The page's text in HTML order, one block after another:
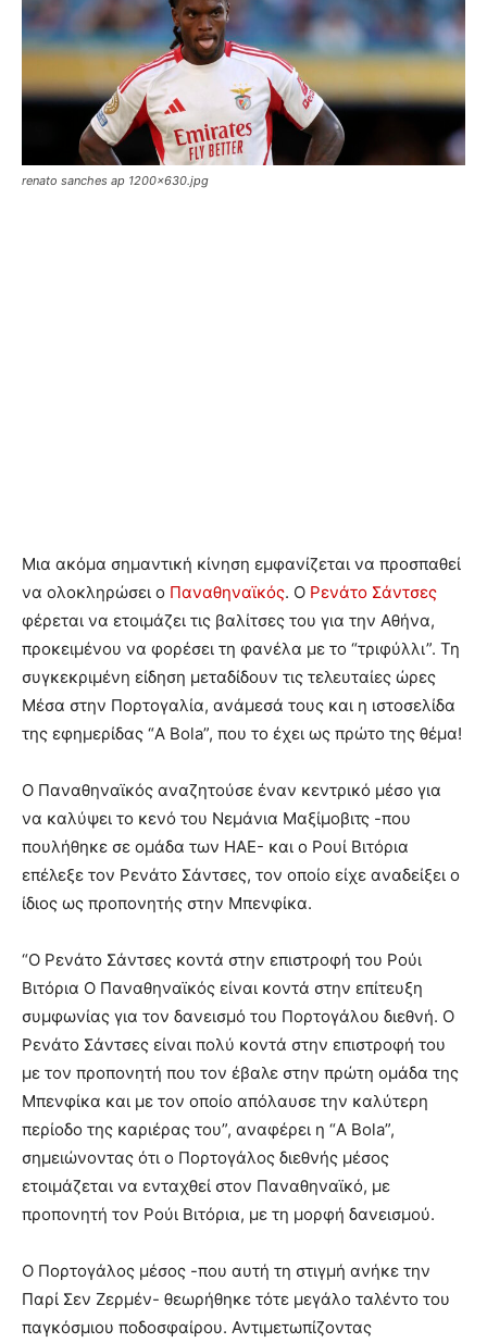
renato sanches ap 1200x630.jpg
Μια ακόμα σημαντική κίνηση εμφανίζεται να προσπαθεί
να ολοκληρώσει ο Παναθηναϊκός. Ο Ρενάτο Σάντσες
φέρεται να ετοιμάζει τις βαλίτσες του για την Αθήνα,
προκειμένου να φορέσει τη φανέλα με το “τριφύλλι”. Τη
συγκεκριμένη είδηση μεταδίδουν τις τελευταίες ώρες
Μέσα στην Πορτογαλία, ανάμεσά τους και η ιστοσελίδα
της εφημερίδας “A Bola”, που το έχει ως πρώτο της θέμα!
Ο Παναθηναϊκός αναζητούσε έναν κεντρικό μέσο για
να καλύψει το κενό του Νεμάνια Μαξίμοβιτς -που
πουλήθηκε σε ομάδα των ΗΑΕ- και ο Ρουί Βιτόρια
επέλεξε τον Ρενάτο Σάντσες, τον οποίο είχε αναδείξει ο
ίδιος ως προπονητής στην Μπενφίκα.
“Ο Ρενάτο Σάντσες κοντά στην επιστροφή του Ρούι
Βιτόρια Ο Παναθηναϊκός είναι κοντά στην επίτευξη
συμφωνίας για τον δανεισμό του Πορτογάλου διεθνή. Ο
Ρενάτο Σάντσες είναι πολύ κοντά στην επιστροφή του
με τον προπονητή που τον έβαλε στην πρώτη ομάδα της
Μπενφίκα και με τον οποίο απόλαυσε την καλύτερη
περίοδο της καριέρας του”, αναφέρει η “A Bola”,
σημειώνοντας ότι ο Πορτογάλος διεθνής μέσος
ετοιμάζεται να ενταχθεί στον Παναθηναϊκό, με
προπονητή τον Ρούι Βιτόρια, με τη μορφή δανεισμού.
Ο Πορτογάλος μέσος -που αυτή τη στιγμή ανήκε την
Παρί Σεν Ζερμέν- θεωρήθηκε τότε μεγάλο ταλέντο του
παγκόσμιου ποδοσφαίρου. Αντιμετωπίζοντας